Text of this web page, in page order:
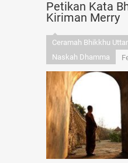
Petikan Kata
Kiriman Merry
Ceramah Bhikkhu
Naskah Dhamma